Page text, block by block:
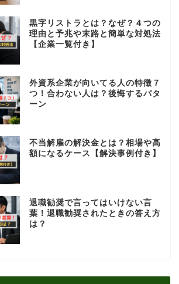
黒字リストラとは？なぜ？４つの
理由と予兆や末路と簡単な対処法
【企業一覧付き】
外資系企業が向いてる人の特徴７
つ！合わない人は？後悔するパタ
ーン
不当解雇の解決金とは？相場や高
額になるケース【解決事例付き】
退職勧奨で言ってはいけない言
葉！退職勧奨されたときの答え方
は？